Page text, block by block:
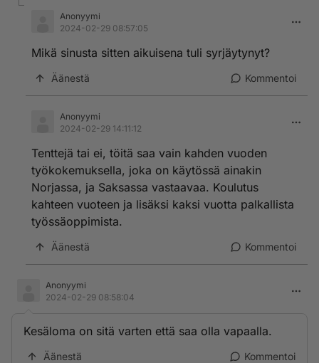
Anonyymi
2024-02-29 08:57:05
Mikä sinusta sitten aikuisena tuli syrjäytynyt?
Äänestä Kommentoi
Anonyymi
2024-02-29 14:11:12
Tenttejä tai ei, töitä saa vain kahden vuoden
työkokemuksella, joka on käytössä ainakin
Norjassa, ja Saksassa vastaavaa. Koulutus
kahteen vuoteen ja lisäksi kaksi vuotta palkallista
työssäoppimista.
Äänestä Kommentoi
Anonyymi
2024-02-29 08:58:04
Kesäloma on sitä varten että saa olla vapaalla.
Äänestä Kommentoi